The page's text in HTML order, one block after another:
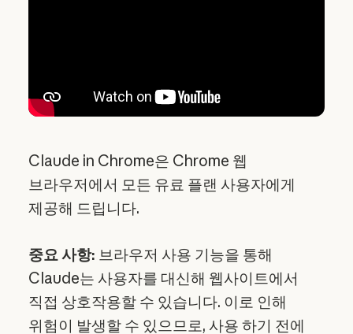
Claude in Chrome은 Chrome 웹
브라우저에서 모든 유료 플랜 사용자에게
제공해 드립니다.​
중요 사항: 브라우저 사용 기능을 통해
Claude는 사용자를 대신해 웹사이트에서
직접 상호작용할 수 있습니다. 이로 인해
위험이 발생할 수 있으므로, 사용 하기 전에